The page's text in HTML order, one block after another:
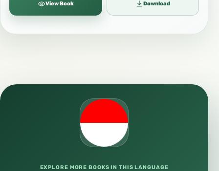
View Book Download
EXPLORE MORE BOOKS IN THIS LANGUAGE